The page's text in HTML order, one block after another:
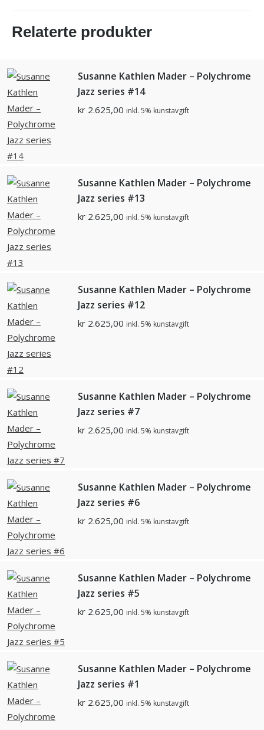
Relaterte produkter
Susanne Kathlen Mader – Polychrome
Jazz series #14
kr 2.625,00 inkl. 5% kunstavgift
Susanne Kathlen Mader – Polychrome
Jazz series #13
kr 2.625,00 inkl. 5% kunstavgift
Susanne Kathlen Mader – Polychrome
Jazz series #12
kr 2.625,00 inkl. 5% kunstavgift
Susanne Kathlen Mader – Polychrome
Jazz series #7
kr 2.625,00 inkl. 5% kunstavgift
Susanne Kathlen Mader – Polychrome
Jazz series #6
kr 2.625,00 inkl. 5% kunstavgift
Susanne Kathlen Mader – Polychrome
Jazz series #5
kr 2.625,00 inkl. 5% kunstavgift
Susanne Kathlen Mader – Polychrome
Jazz series #1
kr 2.625,00 inkl. 5% kunstavgift